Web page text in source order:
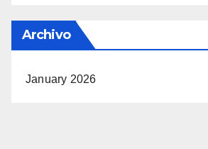
Archivo
January 2026